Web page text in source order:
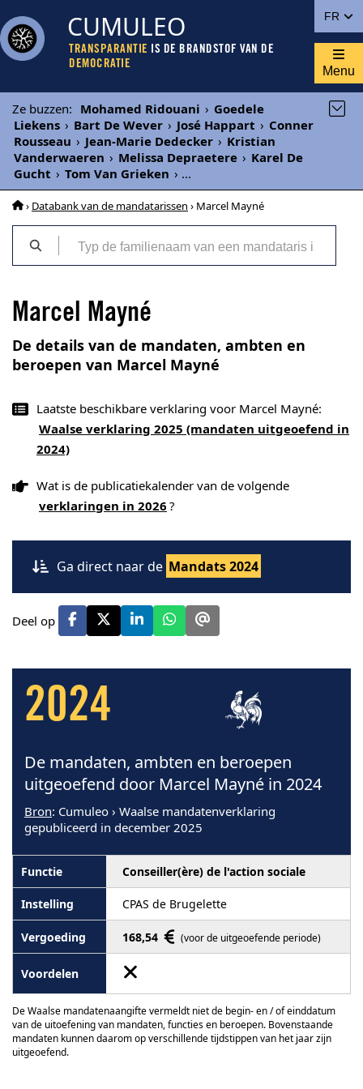
FR
CUMULEO
TRANSPARANTIE IS DE BRANDSTOF VAN DE
DEMOCRATIE
Menu
Ze buzzen: Mohamed Ridouani › Goedele
Liekens › Bart De Wever › José Happart › Conner
Rousseau › Jean-Marie Dedecker › Kristian
Vanderwaeren › Melissa Depraetere › Karel De
Gucht › Tom Van Grieken › ...
› Databank van de mandatarissen › Marcel Mayné
Marcel Mayné
De details van de mandaten, ambten en
beroepen van Marcel Mayné
Laatste beschikbare verklaring voor Marcel Mayné:
Waalse verklaring 2025 (mandaten uitgeoefend in
2024)
Wat is de publicatiekalender van de volgende
verklaringen in 2026 ?
Ga direct naar de Mandats 2024
Deel op
2024
De mandaten, ambten en beroepen
uitgeoefend door Marcel Mayné in 2024
Bron: Cumuleo › Waalse mandatenverklaring
gepubliceerd in december 2025
Conseiller(ère) de l'action sociale
CPAS de Brugelette
168,54 (voor de uitgeoefende periode)
De Waalse mandatenaangifte vermeldt niet de begin- en / of einddatum
van de uitoefening van mandaten, functies en beroepen. Bovenstaande
mandaten kunnen daarom op verschillende tijdstippen van het jaar zijn
uitgeoefend.